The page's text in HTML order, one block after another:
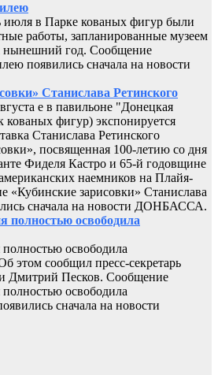
июля в Парке кованых фигур были
работы, запланированные музеем
нынешний год. Сообщение
появились сначала на новости
Станислава Ретинского
е в павильоне "Донецкая
кованых фигур) экспонируется
Станислава Ретинского
посвященная 100-летию со дня
Фиделя Кастро и 65-й годовщине
наемников на Плайя-
«Кубинские зарисовки» Станислава
сначала на новости ДОНБАССА.
полностью освободила
освободила
этом сообщил пресс-секретарь
Дмитрий Песков. Сообщение
освободила
сначала на новости